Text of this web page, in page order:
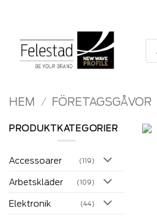
HEM / FÖRETAGSGÅVOR
PRODUKTKATEGORIER
Accessoarer (119)
Arbetskläder (109)
Elektronik (44)